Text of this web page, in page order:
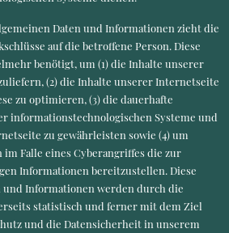
Daten und Informationen zieht die
auf die betroffene Person. Diese
benötigt, um (1) die Inhalte unserer
(2) die Inhalte unserer Internetseite
zu optimieren, (3) die dauerhafte
informationstechnologischen Systeme und
zu gewährleisten sowie (4) um
Falle eines Cyberangriffes die zur
Informationen bereitzustellen. Diese
und Informationen werden durch die
statistisch und ferner mit dem Ziel
und die Datensicherheit in unserem